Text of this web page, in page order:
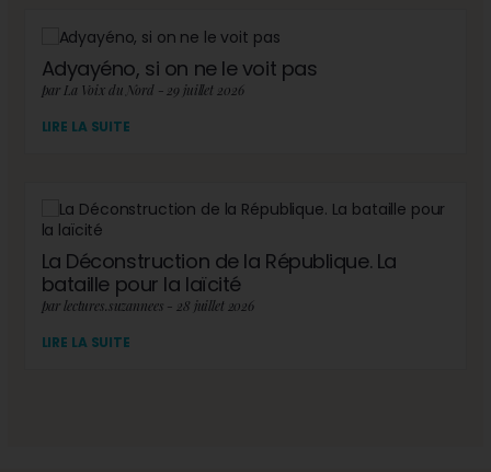
Adyayéno, si on ne le voit pas
par La Voix du Nord - 29 juillet 2026
LIRE LA SUITE
La Déconstruction de la République. La
bataille pour la laïcité
par lectures.suzannees - 28 juillet 2026
LIRE LA SUITE